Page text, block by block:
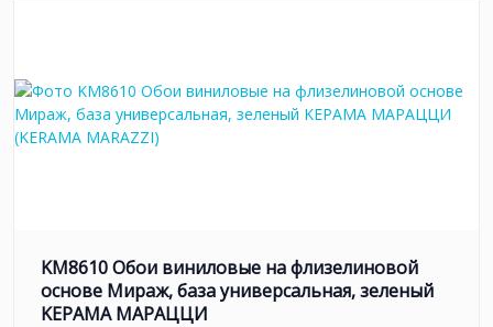
KM8610 Обои виниловые на флизелиновой
основе Мираж, база универсальная, зеленый
KЕРАМА МАРАЦЦИ